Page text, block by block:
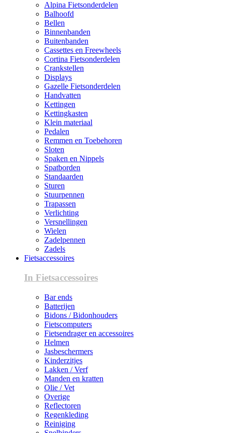
Alpina Fietsonderdelen
Balhoofd
Bellen
Binnenbanden
Buitenbanden
Cassettes en Freewheels
Cortina Fietsonderdelen
Crankstellen
Displays
Gazelle Fietsonderdelen
Handvatten
Kettingen
Kettingkasten
Klein materiaal
Pedalen
Remmen en Toebehoren
Sloten
Spaken en Nippels
Spatborden
Standaarden
Sturen
Stuurpennen
Trapassen
Verlichting
Versnellingen
Wielen
Zadelpennen
Zadels
Fietsaccessoires
In Fietsaccessoires
Bar ends
Batterijen
Bidons / Bidonhouders
Fietscomputers
Fietsendrager en accessoires
Helmen
Jasbeschermers
Kinderzitjes
Lakken / Verf
Manden en kratten
Olie / Vet
Overige
Reflectoren
Regenkleding
Reiniging